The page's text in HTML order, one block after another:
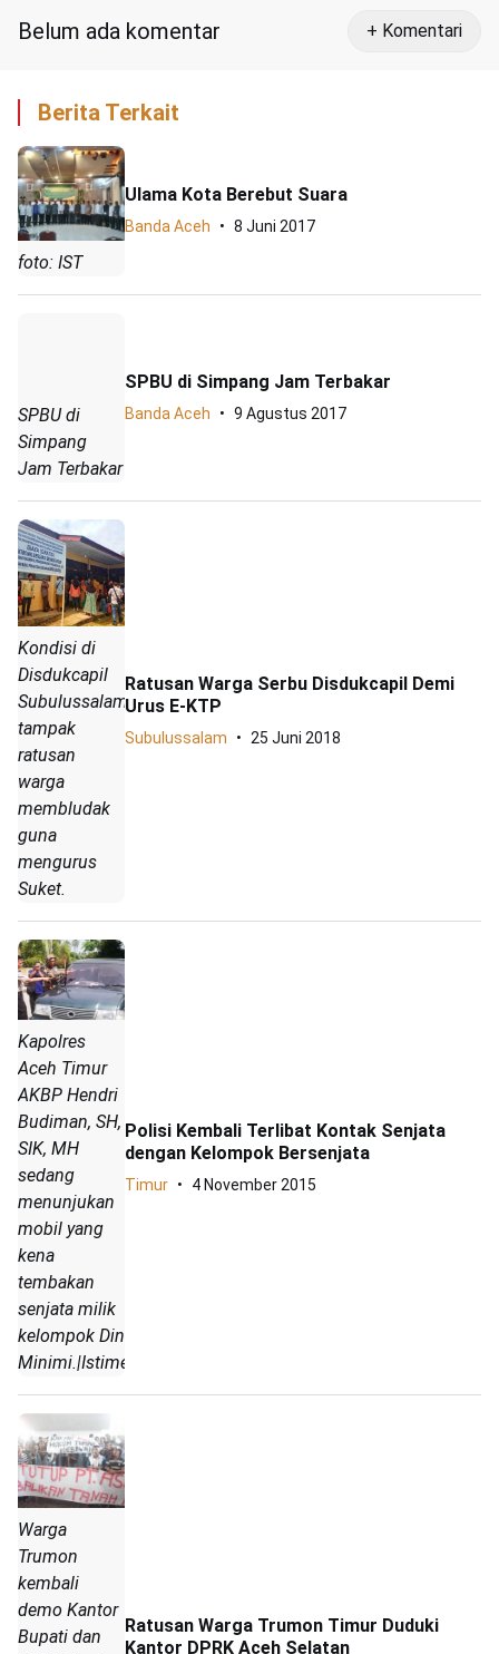
Belum ada komentar + Komentari
Berita Terkait
foto: IST
Ulama Kota Berebut Suara
Banda Aceh 8 Juni 2017
SPBU di
Simpang
Jam Terbakar
SPBU di Simpang Jam Terbakar
Banda Aceh 9 Agustus 2017
Kondisi di
Disdukcapil
Subulussalam,
tampak
ratusan
warga
membludak
guna
mengurus
Suket.
Ratusan Warga Serbu Disdukcapil Demi
Urus E-KTP
Subulussalam 25 Juni 2018
Kapolres
Aceh Timur
AKBP Hendri
Budiman, SH,
SIK, MH
sedang
menunjukan
mobil yang
kena
tembakan
senjata milik
kelompok Din
Minimi.|Istimewa
Polisi Kembali Terlibat Kontak Senjata
dengan Kelompok Bersenjata
Timur 4 November 2015
Warga
Trumon
kembali
demo Kantor
Bupati dan
Ratusan Warga Trumon Timur Duduki
Kantor DPRK Aceh Selatan